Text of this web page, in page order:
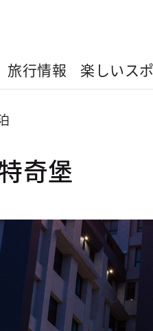
旅行情報 楽しいス
奇堡